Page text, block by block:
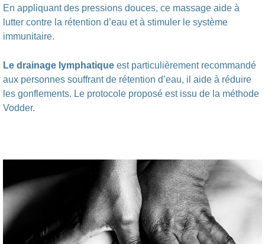
En appliquant des pressions douces, ce massage aide à
lutter contre la rétention d’eau et à stimuler le système
immunitaire.
Le drainage lymphatique est particulièrement recommandé
aux personnes souffrant de rétention d’eau, il aide à réduire
les gonflements. Le protocole proposé est issu de la méthode
Vodder.